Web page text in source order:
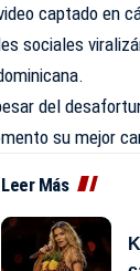
captado en
sociales
del
su mejor
Leer Más